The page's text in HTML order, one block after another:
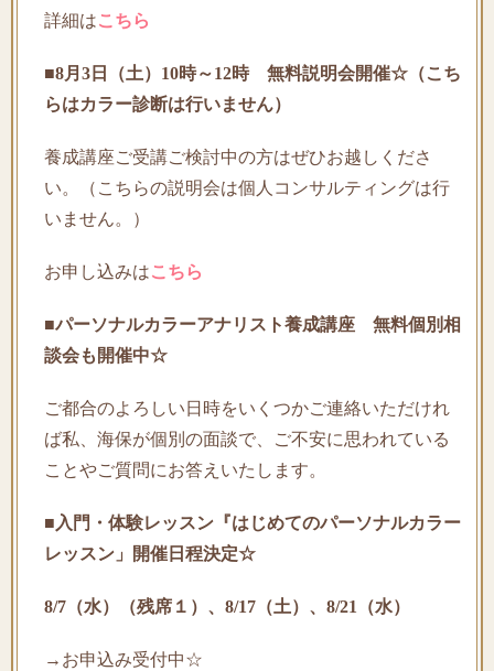
詳細はこちら
■8月3日（土）10時～12時 無料説明会開催☆（こち
らはカラー診断は行いません）
養成講座ご受講ご検討中の方はぜひお越しくださ
い。（こちらの説明会は個人コンサルティングは行
いません。）
お申し込みはこちら
■パーソナルカラーアナリスト養成講座 無料個別相
談会も開催中☆
ご都合のよろしい日時をいくつかご連絡いただけれ
ば私、海保が個別の面談で、ご不安に思われている
ことやご質問にお答えいたします。
■ 入門・体験レッスン『はじめてのパーソナルカラー
レッスン」開催日程決定☆
8/7（水）（残席１）、8/17（土）、8/21（水）
→お申込み受付中☆